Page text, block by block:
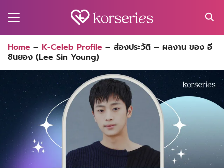
for:
Home – K-Celeb Profile – ส่องประวัติ – ผลงาน ของ อี
ชินยอง (Lee Sin Young)